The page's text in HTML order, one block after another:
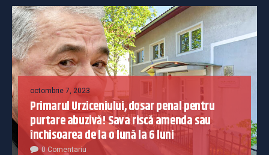
octombrie 7, 2023
Primarul Urziceniului, dosar penal pentru
purtare abuzivă! Sava riscă amenda sau
închisoarea de la o lună la 6 luni
0 Comentariu